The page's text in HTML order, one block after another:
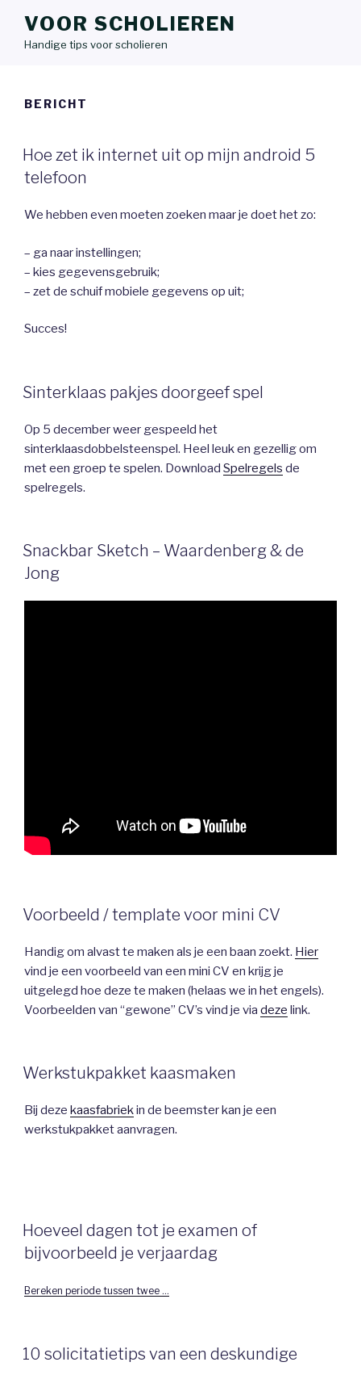
VOOR SCHOLIEREN
Handige tips voor scholieren
BERICHT
Hoe zet ik internet uit op mijn android 5
telefoon
We hebben even moeten zoeken maar je doet het zo:
– ga naar instellingen;
– kies gegevensgebruik;
– zet de schuif mobiele gegevens op uit;
Succes!
Sinterklaas pakjes doorgeef spel
Op 5 december weer gespeeld het
sinterklaasdobbelsteenspel. Heel leuk en gezellig om
met een groep te spelen. Download Spelregels de
spelregels.
Snackbar Sketch – Waardenberg & de
Jong
Voorbeeld / template voor mini CV
Handig om alvast te maken als je een baan zoekt. Hier
vind je een voorbeeld van een mini CV en krijg je
uitgelegd hoe deze te maken (helaas we in het engels).
Voorbeelden van “gewone” CV’s vind je via deze link.
Werkstukpakket kaasmaken
Bij deze kaasfabriekin de beemster kan je een
werkstukpakket aanvragen.
Hoeveel dagen tot je examen of
bijvoorbeeld je verjaardag
Bereken periode tussen twee …
10 solicitatietips van een deskundige